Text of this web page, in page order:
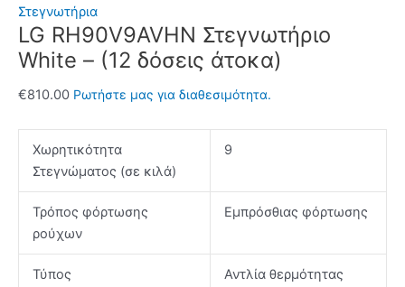
Στεγνωτήρια
LG RH90V9AVHN Στεγνωτήριο
White – (12 δόσεις άτοκα)
€810.00 Ρωτήστε μας για διαθεσιμότητα.
Χωρητικότητα
Στεγνώματος (σε κιλά)
9
Τρόπος φόρτωσης
ρούχων
Εμπρόσθιας φόρτωσης
Τύπος Αντλία θερμότητας